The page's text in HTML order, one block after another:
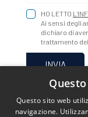
HO LETTO
Ai sensi degli
dichiaro di
trattamento
Questo sito web
navigazione.